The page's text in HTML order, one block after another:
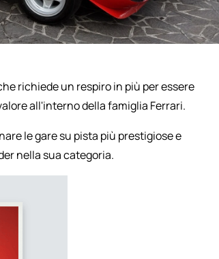
richiede un respiro in più per essere
all'interno della famiglia Ferrari.
le gare su pista più prestigiose e
nella sua categoria.